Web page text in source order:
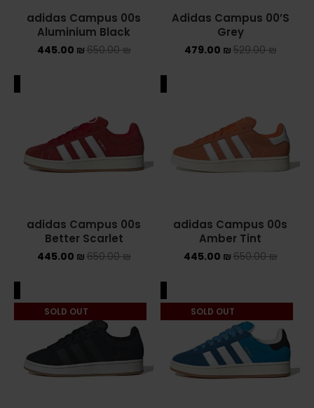
AIR JORDAN 4
ASICS EX-89
ASICS ONITSUKA TIGER
BALENCIAGA
CONVERSE
DR MARTENS
NEW BALANCE
Adidas Campus 00’S
Grey
529.00₪
479.00 ₪
adidas Campus 00s
Aluminium Black
650.00₪
445.00 ₪
adidas Campus 00s
Amber Tint
650.00₪
445.00 ₪
adidas Campus 00s
Better Scarlet
650.00₪
445.00 ₪
SOLD OUT
SOLD OUT